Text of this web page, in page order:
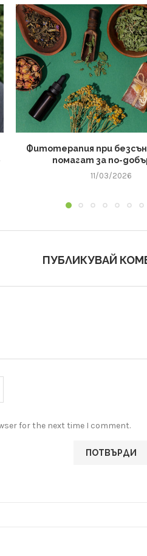
Фитотерапия при
помагат за по-
11/03/2026
ПУБЛИКУВАЙ
for the next time I comment.